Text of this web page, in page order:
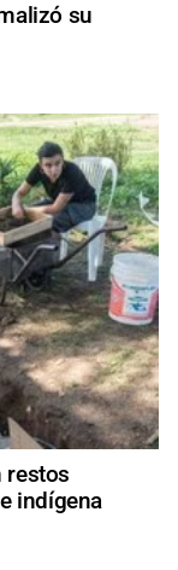
su
restos
indígena